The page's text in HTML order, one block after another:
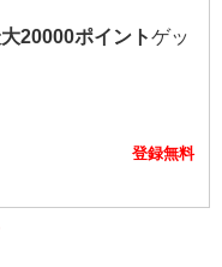
20000ポイントゲッ
登録無料